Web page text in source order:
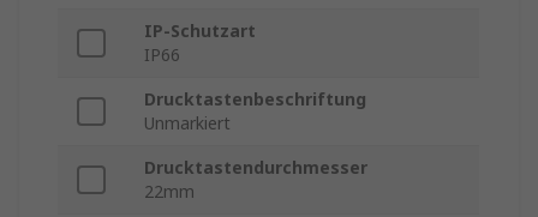
IP-Schutzart
IP66
Drucktastenbeschriftung
Unmarkiert
Drucktastendurchmesser
22mm